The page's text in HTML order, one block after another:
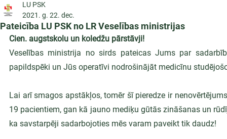
ESF projekti
Pateicība LU PSK no LR Veselības ministrijas
LU PSK
2021. g. 22. dec.
Cien. augstskolu un koledžu pārstāvji!
Veselības ministrija no sirds pateicas Jums par
papildspēki un Jūs operatīvi nodrošinājāt medicīnu
Lai arī smagos apstākļos, tomēr šī pieredze ir
19 pacientiem, gan kā jauno mediķu gūtās zināšanas un
ka savstarpēji sadarbojoties mēs varam paveikt tik daudz!